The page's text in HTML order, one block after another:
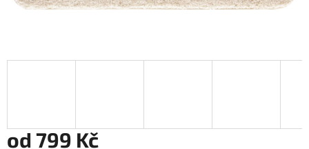
od 799 Kč